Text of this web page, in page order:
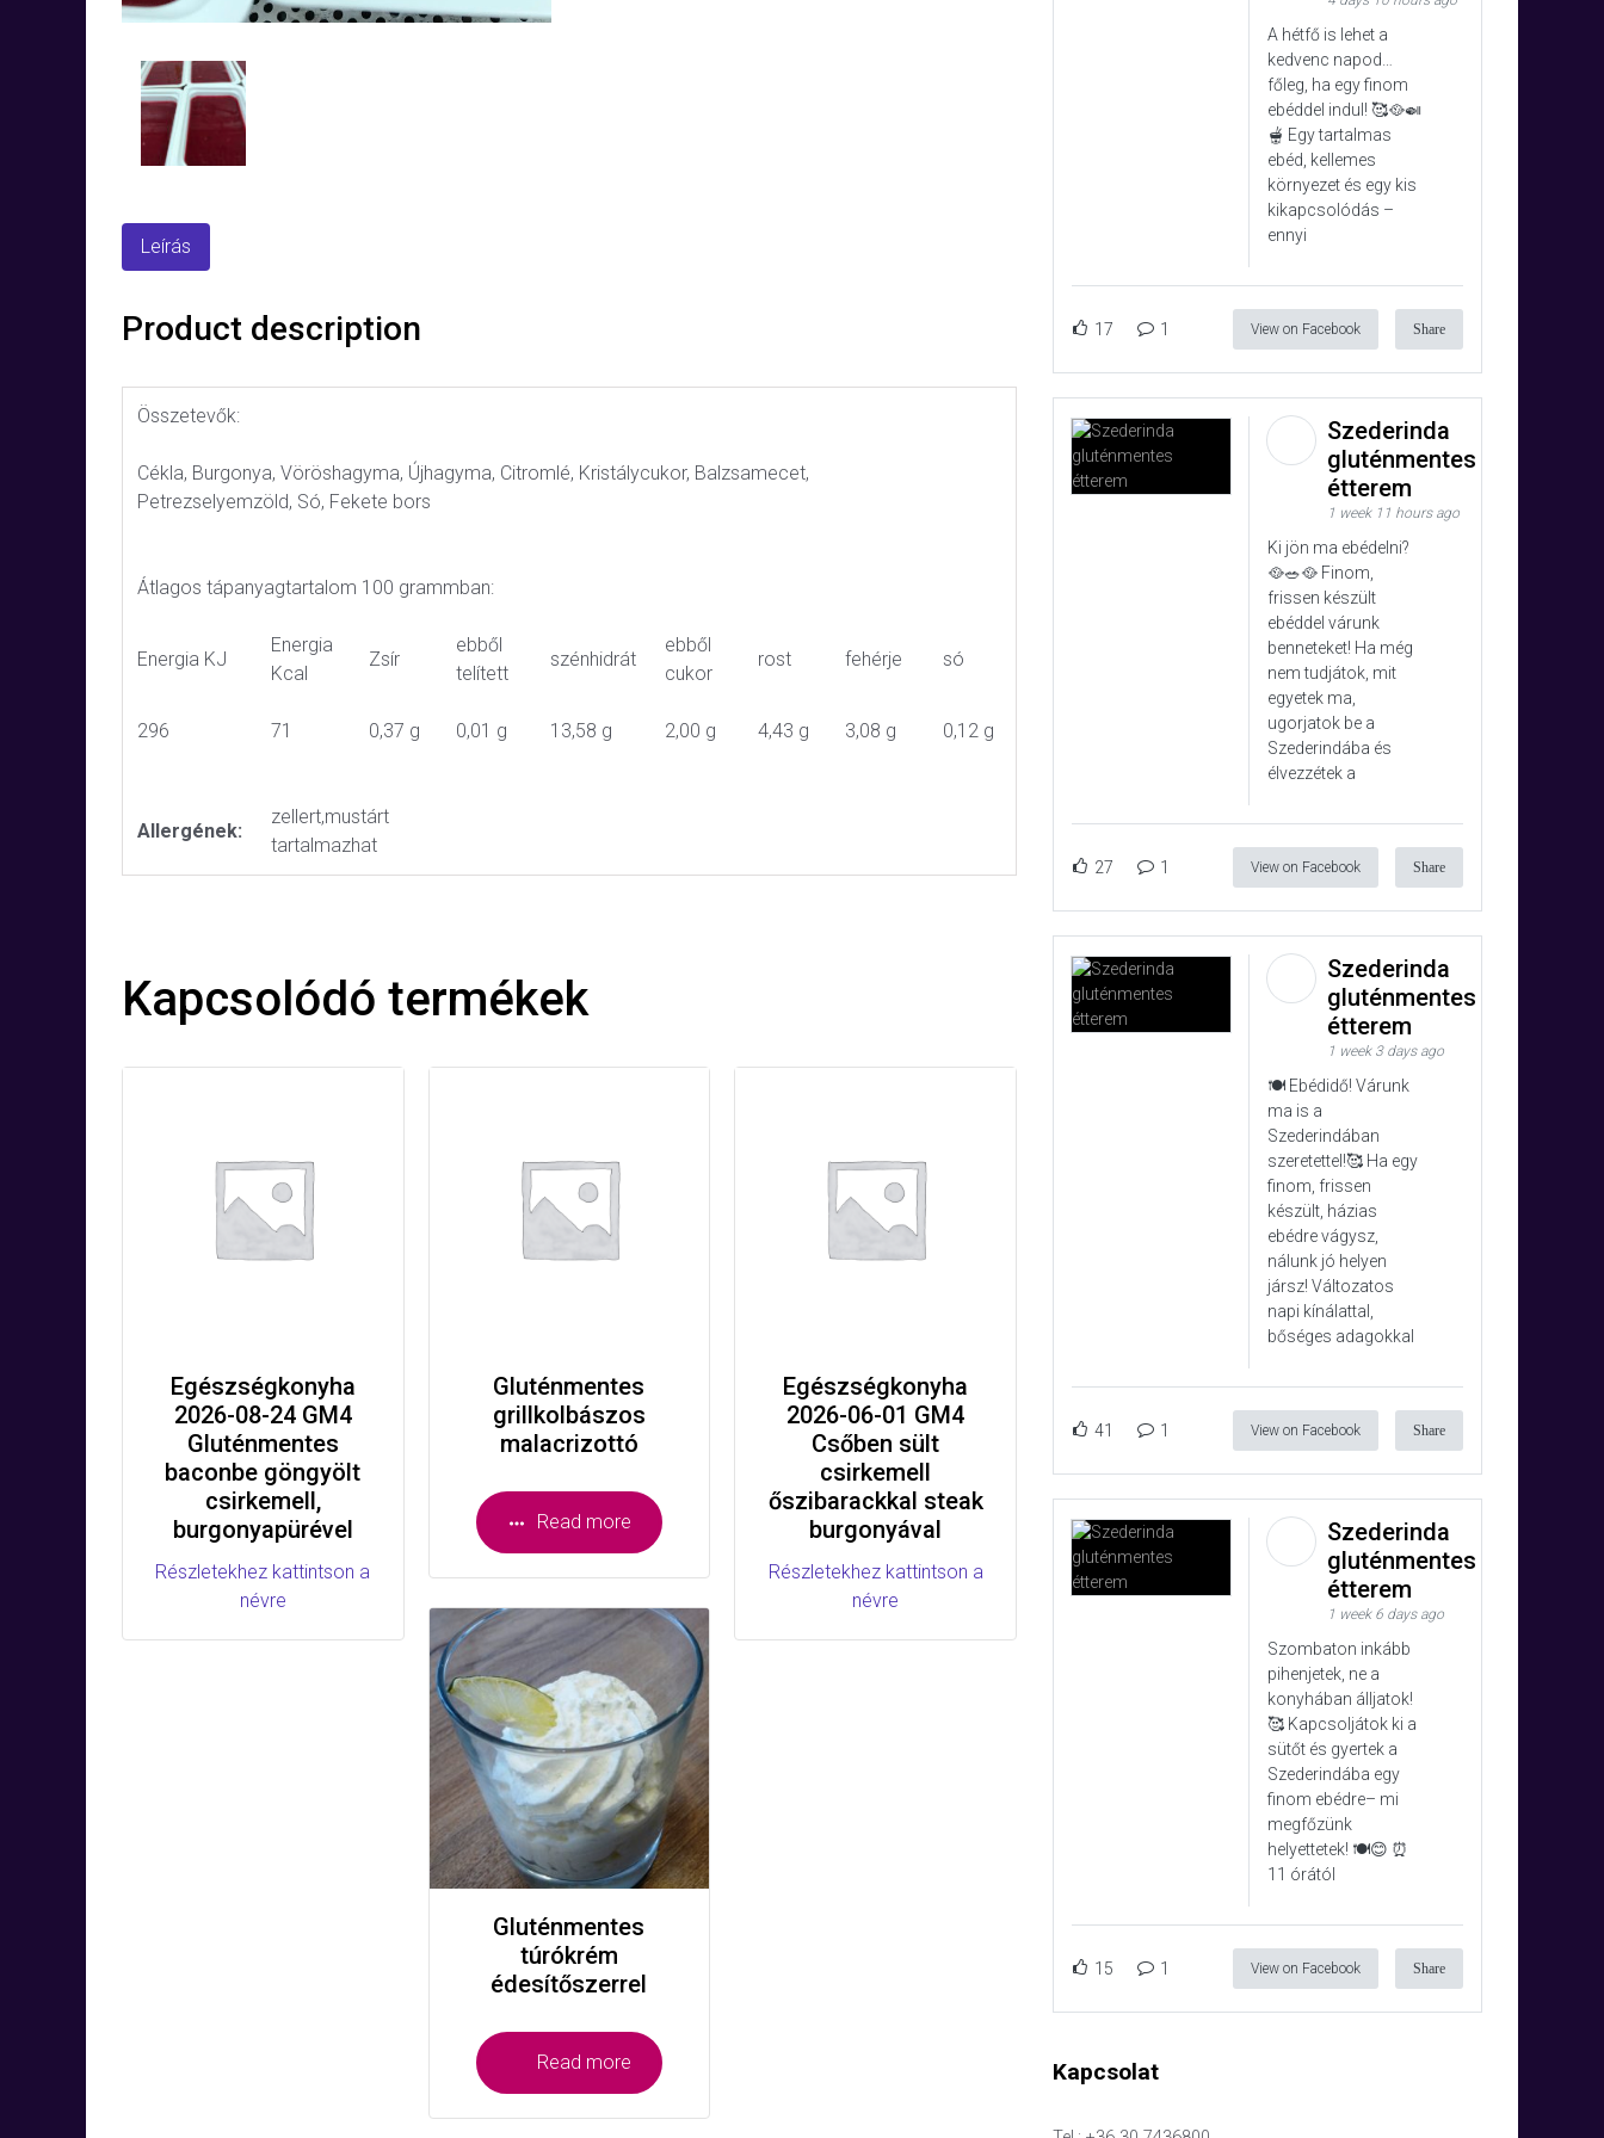
Leírás
Product description
Összetevők:
Cékla, Burgonya, Vöröshagyma, Újhagyma, Citromlé, Kristálycukor, Balzsamecet,
Petrezselyemzöld, Só, Fekete bors
Átlagos tápanyagtartalom 100 grammban:
Energia KJ
Energia
Kcal
Zsír
ebből
telített
szénhidrát
ebből
cukor
rost fehérje só
296 71 0,37 g 0,01 g 13,58 g 2,00 g 4,43 g 3,08 g 0,12 g
Allergének:
zellert,mustárt
tartalmazhat
Kapcsolódó termékek
Egészségkonyha
2026-08-24 GM4
Gluténmentes
baconbe göngyölt
csirkemell,
burgonyapürével
Részletekhez kattintson a
névre
Gluténmentes
grillkolbászos
malacrizottó
Read more
Gluténmentes
túrókrém
édesítőszerrel
Read more
Egészségkonyha
2026-06-01 GM4
Csőben sült
csirkemell
őszibarackkal steak
burgonyával
Részletekhez kattintson a
névre
A hétfő is lehet a
kedvenc napod…
főleg, ha egy finom
ebéddel indul! 🥰🥘🍛
🫕 Egy tartalmas
ebéd, kellemes
környezet és egy kis
kikapcsolódás –
ennyi
17 1 View on Facebook Share
Szederinda
gluténmentes
étterem
1 week 11 hours ago
Ki jön ma ebédelni?
🥘🥗🥘 Finom,
frissen készült
ebéddel várunk
benneteket! Ha még
nem tudjátok, mit
egyetek ma,
ugorjatok be a
Szederindába és
élvezzétek a
27 1 View on Facebook Share
Szederinda
gluténmentes
étterem
1 week 3 days ago
🍽️ Ebédidő! Várunk
ma is a
Szederindában
szeretettel!🥰 Ha egy
finom, frissen
készült, házias
ebédre vágysz,
nálunk jó helyen
jársz! Változatos
napi kínálattal,
bőséges adagokkal
41 1 View on Facebook Share
Szederinda
gluténmentes
étterem
1 week 6 days ago
Szombaton inkább
pihenjetek, ne a
konyhában álljatok!
🥰 Kapcsoljátok ki a
sütőt és gyertek a
Szederindába egy
finom ebédre– mi
megfőzünk
helyettetek! 🍽️😊 ⏰
11 órától
15 1 View on Facebook Share
Kapcsolat